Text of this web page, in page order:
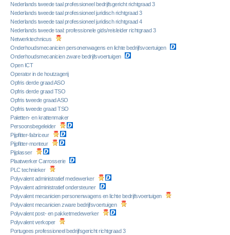
Nederlands tweede taal professioneel bedrijfsgericht richtgraad 3
Nederlands tweede taal professioneel juridisch richtgraad 3
Nederlands tweede taal professioneel juridisch richtgraad 4
Nederlands tweede taal: professionele gids/reisleider richtgraad 3
Netwerktechnicus
Onderhoudsmecanicien personenwagens en lichte bedrijfsvoertuigen
Onderhoudsmecanicien zware bedrijfsvoertuigen
Open ICT
Operator in de houtzagerij
Opfris derde graad ASO
Opfris derde graad TSO
Opfris tweede graad ASO
Opfris tweede graad TSO
Paletten- en krattenmaker
Persoonsbegeleider
Pijpfitter-fabriceur
Pijpfitter-monteur
Pijplasser
Plaatwerker Carrosserie
PLC technieker
Polyvalent administratief medewerker
Polyvalent administratief ondersteuner
Polyvalent mecanicien personenwagens en lichte bedrijfsvoertuigen
Polyvalent mecanicien zware bedrijfsvoertuigen
Polyvalent post- en pakketmedewerker
Polyvalent verkoper
Portugees professioneel bedrijfsgericht richtgraad 3